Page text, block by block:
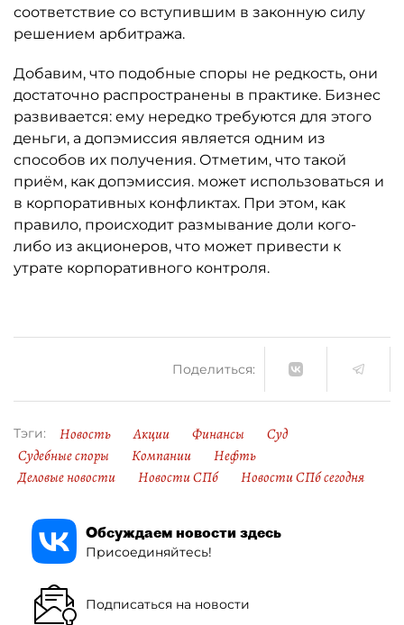
соответствие со вступившим в законную силу
решением арбитража.
Добавим, что подобные споры не редкость, они
достаточно распространены в практике. Бизнес
развивается: ему нередко требуются для этого
деньги, а допэмиссия является одним из
способов их получения. Отметим, что такой
приём, как допэмиссия. может использоваться и
в корпоративных конфликтах. При этом, как
правило, происходит размывание доли кого-
либо из акционеров, что может привести к
утрате корпоративного контроля.
Поделиться:
Тэги: Новость Акции Финансы
Суд
Судебные споры
Компании
Нефть
Деловые новости
Новости СПб Новости СПб сегодня
Обсуждаем новости здесь
Присоединяйтесь!
Подписаться на новости